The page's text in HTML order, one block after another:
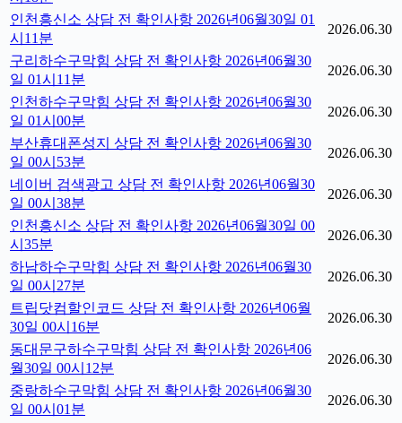
인천흥신소 상담 전 확인사항 2026년06월30일 01
시11분
2026.06.30
구리하수구막힘 상담 전 확인사항 2026년06월30
일 01시11분
2026.06.30
인천하수구막힘 상담 전 확인사항 2026년06월30
일 01시00분
2026.06.30
부산휴대폰성지 상담 전 확인사항 2026년06월30
일 00시53분
2026.06.30
네이버 검색광고 상담 전 확인사항 2026년06월30
일 00시38분
2026.06.30
인천흥신소 상담 전 확인사항 2026년06월30일 00
시35분
2026.06.30
하남하수구막힘 상담 전 확인사항 2026년06월30
일 00시27분
2026.06.30
트립닷컴할인코드 상담 전 확인사항 2026년06월
30일 00시16분
2026.06.30
동대문구하수구막힘 상담 전 확인사항 2026년06
월30일 00시12분
2026.06.30
중랑하수구막힘 상담 전 확인사항 2026년06월30
일 00시01분
2026.06.30